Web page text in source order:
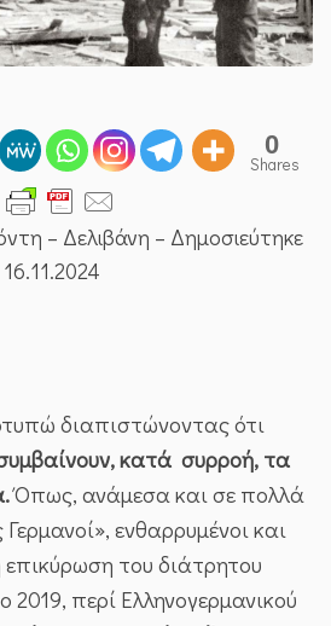
0
Shares
– Δελιβάνη – Δημοσιεύτηκε
διαπιστώνοντας ότι
κατά συρροή, τα
Όπως, ανάμεσα και σε πολλά
ενθαρρυμένοι και
του διάτρητου
περί Ελληνογερμανικού